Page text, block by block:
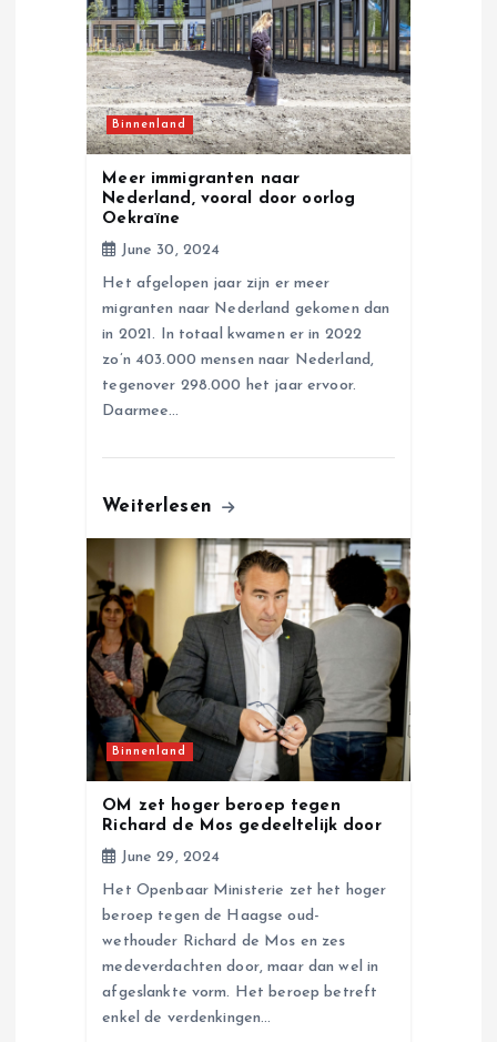
Binnenland
Meer immigranten naar
Nederland, vooral door oorlog
Oekraïne
June 30, 2024
Het afgelopen jaar zijn er meer
migranten naar Nederland gekomen dan
in 2021. In totaal kwamen er in 2022
zo’n 403.000 mensen naar Nederland,
tegenover 298.000 het jaar ervoor.
Daarmee…
Weiterlesen
Binnenland
OM zet hoger beroep tegen
Richard de Mos gedeeltelijk door
June 29, 2024
Het Openbaar Ministerie zet het hoger
beroep tegen de Haagse oud-
wethouder Richard de Mos en zes
medeverdachten door, maar dan wel in
afgeslankte vorm. Het beroep betreft
enkel de verdenkingen…